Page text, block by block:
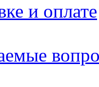
и оплате